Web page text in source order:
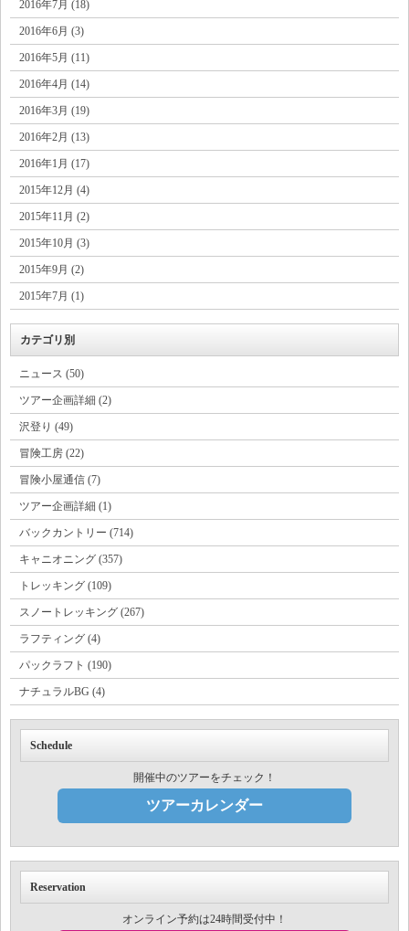
2016年7月 (18)
2016年6月 (3)
2016年5月 (11)
2016年4月 (14)
2016年3月 (19)
2016年2月 (13)
2016年1月 (17)
2015年12月 (4)
2015年11月 (2)
2015年10月 (3)
2015年9月 (2)
2015年7月 (1)
カテゴリ別
ニュース (50)
ツアー企画詳細 (2)
沢登り (49)
冒険工房 (22)
冒険小屋通信 (7)
ツアー企画詳細 (1)
バックカントリー (714)
キャニオニング (357)
トレッキング (109)
スノートレッキング (267)
ラフティング (4)
パックラフト (190)
ナチュラルBG (4)
Schedule
開催中のツアーをチェック！
ツアーカレンダー
Reservation
オンライン予約は24時間受付中！